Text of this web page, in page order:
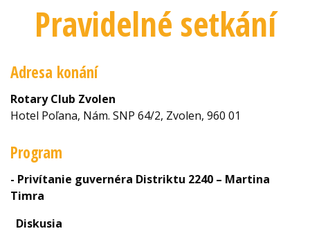
Pravidelné setkání
Adresa konání
Rotary Club Zvolen
Hotel Poľana, Nám. SNP 64/2, Zvolen, 960 01
Program
- Privítanie guvernéra Distriktu 2240 – Martina
Timra
Diskusia